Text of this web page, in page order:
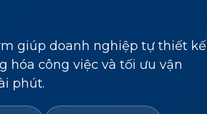
giúp doanh nghiệp tự thiết kế
hóa công việc và tối ưu vận
phút.